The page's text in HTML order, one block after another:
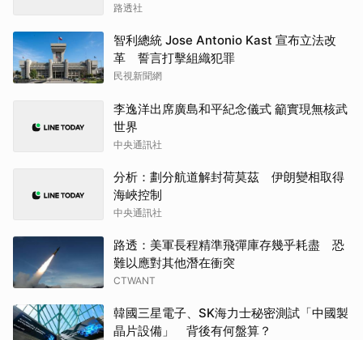
路透社
智利總統 Jose Antonio Kast 宣布立法改
革 誓言打擊組織犯罪
民視新聞網
李逸洋出席廣島和平紀念儀式 籲實現無核武
世界
中央通訊社
分析：劃分航道解封荷莫茲 伊朗變相取得
海峽控制
中央通訊社
路透：美軍長程精準飛彈庫存幾乎耗盡 恐
難以應對其他潛在衝突
CTWANT
韓國三星電子、SK海力士秘密測試「中國製
晶片設備」 背後有何盤算？